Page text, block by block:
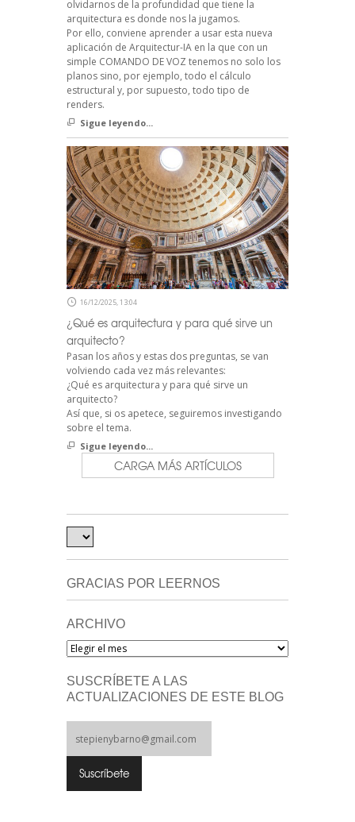
olvidarnos de la profundidad que tiene la
arquitectura es donde nos la jugamos.
Por ello, conviene aprender a usar esta nueva
aplicación de Arquitectur-IA en la que con un
simple COMANDO DE VOZ tenemos no solo los
planos sino, por ejemplo, todo el cálculo
estructural y, por supuesto, todo tipo de
renders.
Sigue leyendo...
16/12/2025, 13:04
¿Qué es arquitectura y para qué sirve un
arquitecto?
Pasan los años y estas dos preguntas, se van
volviendo cada vez más relevantes:
¿Qué es arquitectura y para qué sirve un
arquitecto?
Así que, si os apetece, seguiremos investigando
sobre el tema.
Sigue leyendo...
CARGA MÁS ARTÍCULOS
GRACIAS POR LEERNOS
ARCHIVO
Archivo
SUSCRÍBETE A LAS
ACTUALIZACIONES DE ESTE BLOG